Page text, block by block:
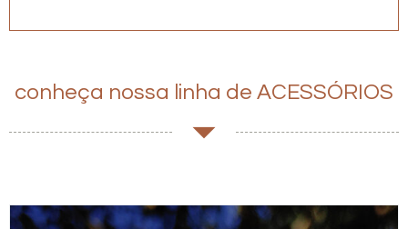
conheça nossa linha de ACESSÓRIOS